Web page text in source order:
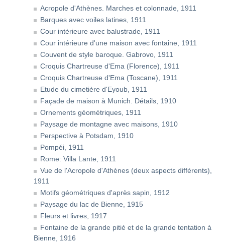
Acropole d'Athènes. Marches et colonnade, 1911
Barques avec voiles latines, 1911
Cour intérieure avec balustrade, 1911
Cour intérieure d'une maison avec fontaine, 1911
Couvent de style baroque. Gabrovo, 1911
Croquis Chartreuse d'Ema (Florence), 1911
Croquis Chartreuse d'Ema (Toscane), 1911
Etude du cimetière d'Eyoub, 1911
Façade de maison à Munich. Détails, 1910
Ornements géométriques, 1911
Paysage de montagne avec maisons, 1910
Perspective à Potsdam, 1910
Pompéi, 1911
Rome: Villa Lante, 1911
Vue de l'Acropole d'Athènes (deux aspects différents),
1911
Motifs géométriques d'après sapin, 1912
Paysage du lac de Bienne, 1915
Fleurs et livres, 1917
Fontaine de la grande pitié et de la grande tentation à
Bienne, 1916